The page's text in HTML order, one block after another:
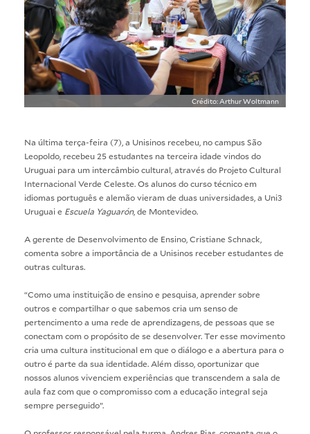
Crédito: Arthur Woltmann
Na última terça-feira (7), a Unisinos recebeu, no campus São
Leopoldo, recebeu 25 estudantes na terceira idade vindos do
Uruguai para um intercâmbio cultural, através do Projeto Cultural
Internacional Verde Celeste. Os alunos do curso técnico em
idiomas português e alemão vieram de duas universidades, a Uni3
Uruguai e Escuela Yaguarón, de Montevideo.
A gerente de Desenvolvimento de Ensino, Cristiane Schnack,
comenta sobre a importância de a Unisinos receber estudantes de
outras culturas.
“Como uma instituição de ensino e pesquisa, aprender sobre
outros e compartilhar o que sabemos cria um senso de
pertencimento a uma rede de aprendizagens, de pessoas que se
conectam com o propósito de se desenvolver. Ter esse movimento
cria uma cultura institucional em que o diálogo e a abertura para o
outro é parte da sua identidade. Além disso, oportunizar que
nossos alunos vivenciem experiências que transcendem a sala de
aula faz com que o compromisso com a educação integral seja
sempre perseguido”.